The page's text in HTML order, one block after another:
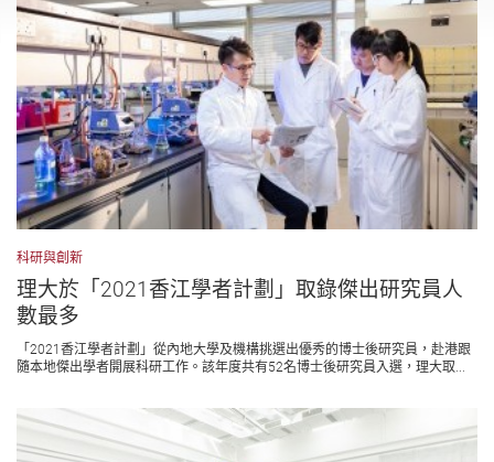
科研與創新
理大於「2021香江學者計劃」取錄傑出研究員人
數最多
「2021香江學者計劃」從內地大學及機構挑選出優秀的博士後研究員，赴港跟
隨本地傑出學者開展科研工作。該年度共有52名博士後研究員入選，理大取...